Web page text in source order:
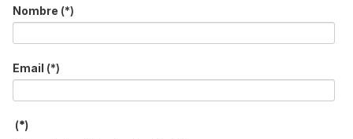
a
r
.
Nombre (*)
Email (*)
(*)